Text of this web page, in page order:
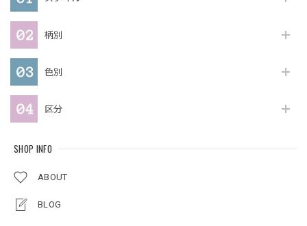
柄別
色別
区分
SHOP INFO
ABOUT
BLOG